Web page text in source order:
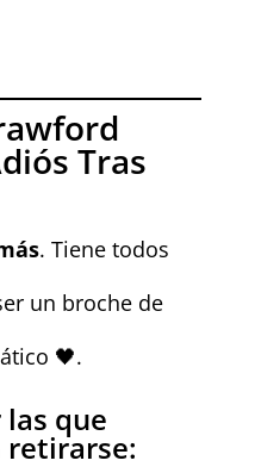
Tras
. Tiene todos
un broche de
🖤.
que
retirarse: